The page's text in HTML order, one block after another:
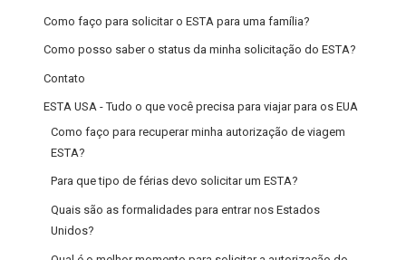
Como faço para solicitar o ESTA para uma família?
Como posso saber o status da minha solicitação do ESTA?
Contato
ESTA USA - Tudo o que você precisa para viajar para os EUA
Como faço para recuperar minha autorização de viagem
ESTA?
Para que tipo de férias devo solicitar um ESTA?
Quais são as formalidades para entrar nos Estados
Unidos?